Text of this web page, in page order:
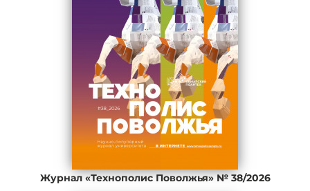
Журнал «Технополис Поволжья» № 38/2026